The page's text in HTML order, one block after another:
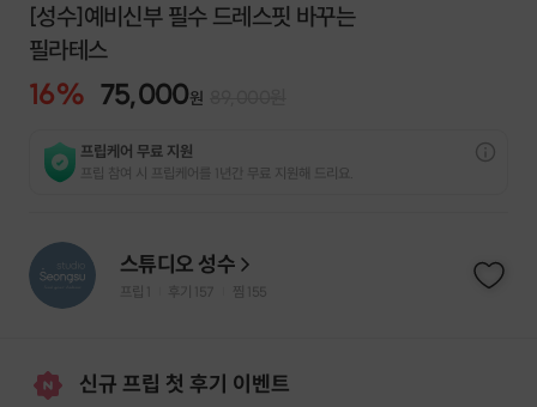
[성수]예비신부 필수 드레스핏 바꾸는
필라테스
16% 75,000원
프립케어 무료 지원
프립 참여 시 프립케어를 1년간 무료 지원해 드리요.
스튜디오 성수
프립 후기 157 찜 155
신규 프립 첫 후기 이벤트